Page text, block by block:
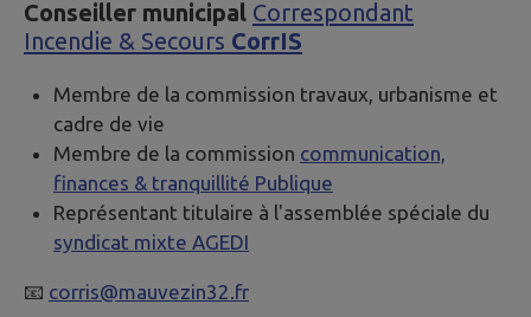
Conseiller municipal Correspondant
Incendie & Secours CorrIS
Membre de la commission travaux, urbanisme et
cadre de vie
Membre de la commission communication,
finances & tranquillité Publique
Représentant titulaire à l'assemblée spéciale du
syndicat mixte AGEDI
📧 corris@mauvezin32.fr